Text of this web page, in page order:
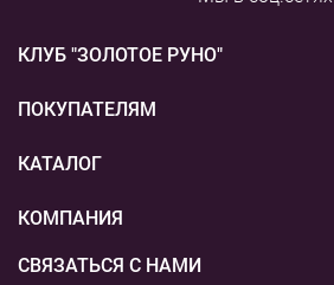
КЛУБ "ЗОЛОТОЕ РУНО"
Новости
Акции
ПОКУПАТЕЛЯМ
Бонусная система
Подарочные сертификаты
Способы оплаты
КАТАЛОГ
Вышивка
Пряжа
КОМПАНИЯ
О нас
СВЯЗАТЬСЯ С НАМИ